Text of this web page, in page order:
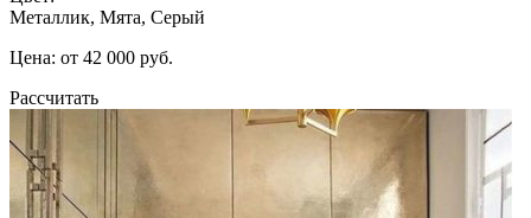
Металлик, Мята, Серый
Цена: от 42 000 руб.
Рассчитать